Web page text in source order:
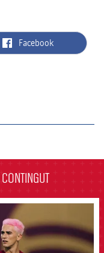
label.aria.facebook
Facebook
badge